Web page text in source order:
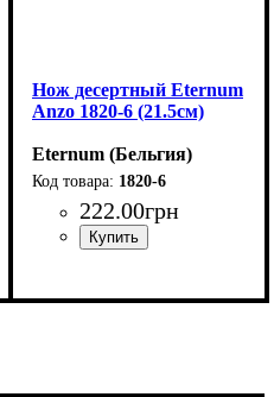
Нож десертный Eternum
Anzo 1820-6 (21.5см)
Eternum (Бельгия)
1820-6
222.00грн